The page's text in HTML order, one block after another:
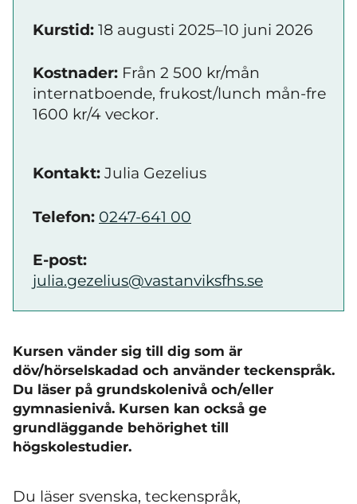
Kurstid: 18 augusti 2025–10 juni 2026
Kostnader: Från 2 500 kr/mån
internatboende, frukost/lunch mån-fre
1600 kr/4 veckor.
Kontakt: Julia Gezelius
Telefon: 0247-641 00
E-post:
julia.gezelius@vastanviksfhs.se
Kursen vänder sig till dig som är
döv/hörselskadad och använder teckenspråk.
Du läser på grundskolenivå och/eller
gymnasienivå. Kursen kan också ge
grundläggande behörighet till
högskolestudier.
Du läser svenska, teckenspråk,